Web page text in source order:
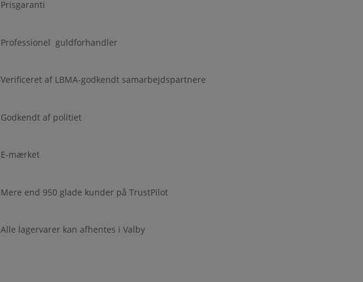
Prisgaranti
Professionel guldforhandler
Verificeret af LBMA-godkendt samarbejdspartnere
Godkendt af politiet
E-mærket
Mere end 950 glade kunder på TrustPilot
Alle lagervarer kan afhentes i Valby